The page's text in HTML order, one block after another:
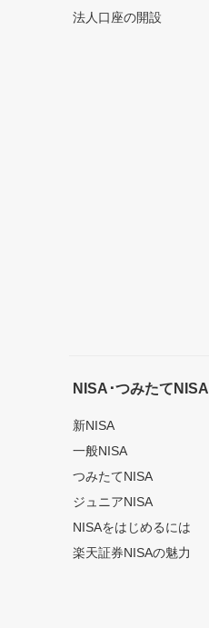
法人口座の開設
NISA･つみたてNISA
新NISA
一般NISA
つみたてNISA
ジュニアNISA
NISAをはじめるには
楽天証券NISAの魅力